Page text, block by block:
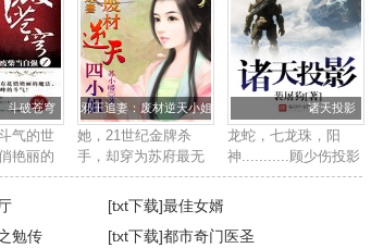
世界
为最
媒
斗破苍穹
气的世
艳丽的
仅仅是
斗气！
：斗
斗师，
邪王追妻：废材逆天小姐
她，21世纪金牌杀
手，却穿为苏府最无
用的废柴四小姐身
上。他，帝国晋王殿
下，冷酷邪魅强势霸
道，武道天赋更是无
诸天投影
龙蛇，七龙珠，阳
神...........顾少伤投影
诸天，一步步踏上征
[txt下载]最佳女婿
勉传 [txt下载]都市奇门医圣